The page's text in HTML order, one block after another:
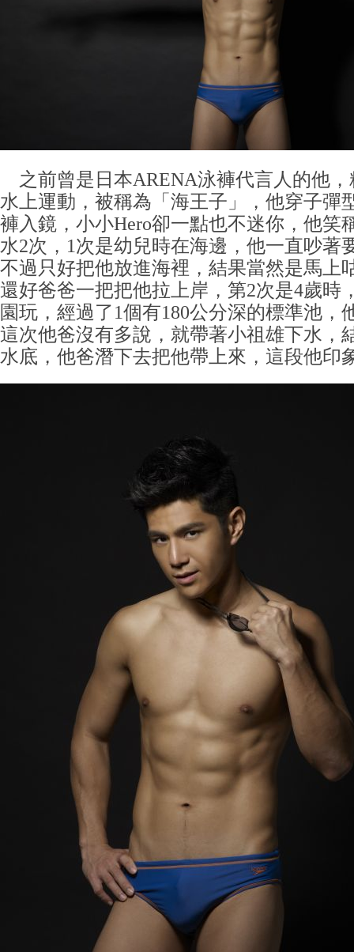
之前曾是日本ARENA泳褲代言人的他，
水上運動，被稱為「海王子」，他穿子彈
褲入鏡，小小Hero卻一點也不迷你，他笑
水2次，1次是幼兒時在海邊，他一直吵著
不過只好把他放進海裡，結果當然是馬上
還好爸爸一把把他拉上岸，第2次是4歲時
園玩，經過了1個有180公分深的標準池，
這次他爸沒有多說，就帶著小祖雄下水，
水底，他爸潛下去把他帶上來，這段他印